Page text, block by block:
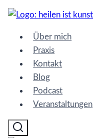
Zum
springen
Über mich
Praxis
Kontakt
Blog
Podcast
Veranstaltungen